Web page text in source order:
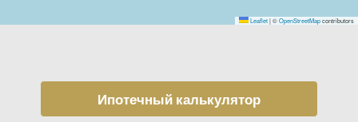
Leaflet|©OpenStreetMapcontributors
Ипотечный калькулятор